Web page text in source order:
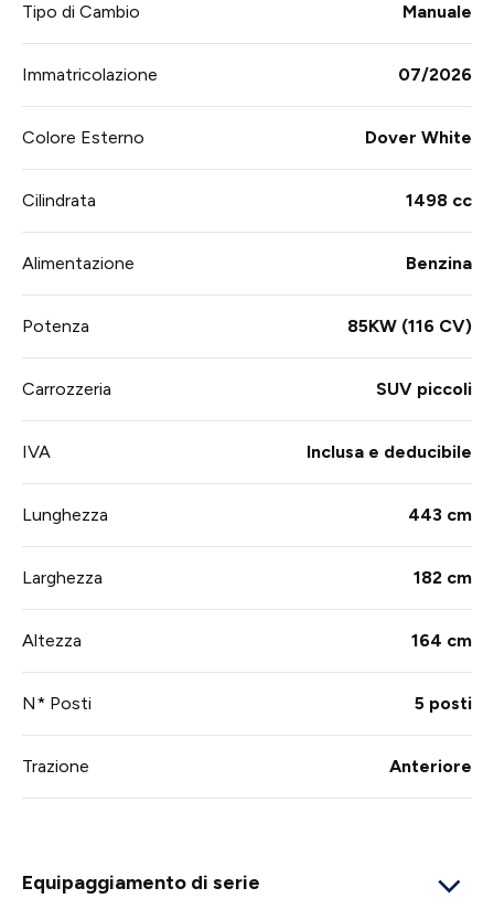
Tipo di Cambio Manuale
Immatricolazione 07/2026
Colore Esterno Dover White
Cilindrata 1498 cc
Alimentazione Benzina
Potenza 85KW (116 CV)
Carrozzeria SUV piccoli
IVA Inclusa e deducibile
Lunghezza 443 cm
Larghezza 182 cm
Altezza 164 cm
N* Posti 5 posti
Trazione Anteriore
Equipaggiamento di serie